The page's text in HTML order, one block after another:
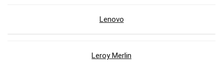
Lenovo
Leroy Merlin